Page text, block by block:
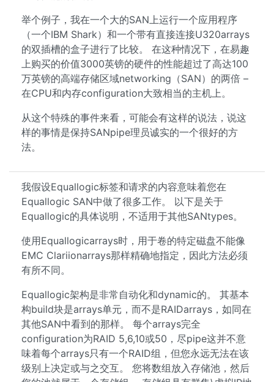
举个例子，我在一个大的SAN上运行一个应用程序
（一个IBM Shark）和一个带有直接连接U320arrays
的双插槽的盒子进行了比较。 在这种情况下，在易趣
上购买的价值3000英镑的硬件的性能超过了高达100
万英镑的高端存储区域networking（SAN）的两倍 –
在CPU和内存configuration大致相当的主机上。
从这个特殊的事件来看，可能会有这样的说法，说这
样的事情是保持SANpipe理员诚实的一个很好的方
法。
我假设Equallogic标签和请求的内容意味着您在
Equallogic SAN中做了很多工作。 以下是关于
Equallogic的具体说明，不适用于其他SANtypes。
使用Equallogicarrays时，用于卷的特定磁盘不能像
EMC Clariionarrays那样精确地指定，因此方法必须
有所不同。
Equallogic架构是非常自动化和dynamic的。 其基本
构build块是arrays单元，而不是RAIDarrays，如同在
其他SAN中看到的那样。 每个arrays完全
configuration为RAID 5,6,10或50，尽pipe这并不意
味着每个arrays只有一个RAID组，但您永远无法在该
级别上决定或与之交互。 您将数组放入存储池，然后